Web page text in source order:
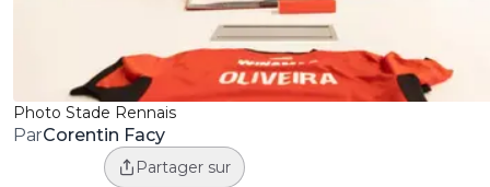
Photo Stade Rennais
ParCorentin Facy
Partager sur